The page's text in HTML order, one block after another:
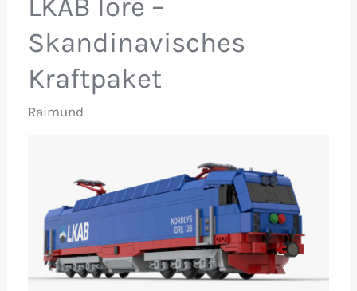
war’s!
LKAB Iore –
Skandinavisches
Kraftpaket
Raimund